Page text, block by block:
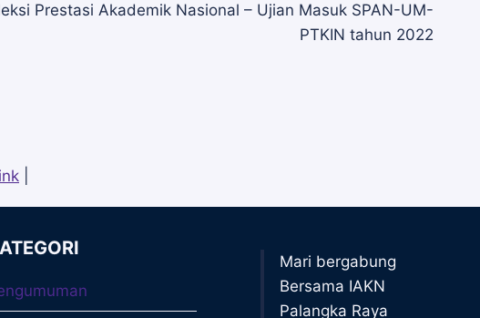
Prestasi Akademik Nasional – Ujian Masuk SPAN-UM-
PTKIN tahun 2022
Mari bergabung
Bersama IAKN
Palangka Raya